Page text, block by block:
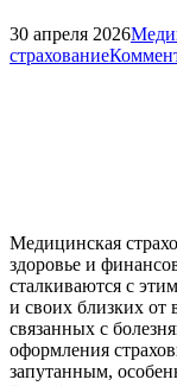
30 апреля 2026
страхование
Медицинская
здоровье и
сталкиваются с
и своих близких от
связанных с
оформления
запутанным,